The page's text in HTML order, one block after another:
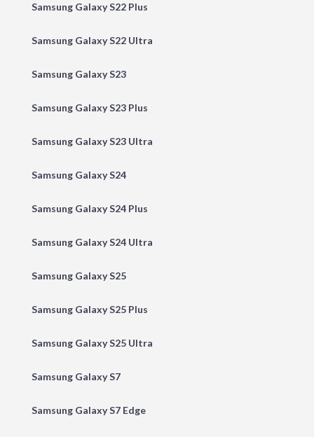
Samsung Galaxy S22 Plus
Samsung Galaxy S22 Ultra
Samsung Galaxy S23
Samsung Galaxy S23 Plus
Samsung Galaxy S23 Ultra
Samsung Galaxy S24
Samsung Galaxy S24 Plus
Samsung Galaxy S24 Ultra
Samsung Galaxy S25
Samsung Galaxy S25 Plus
Samsung Galaxy S25 Ultra
Samsung Galaxy S7
Samsung Galaxy S7 Edge